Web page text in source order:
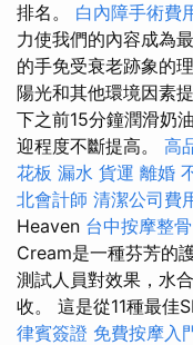
排名。 白內障手術費
力使我們的內容成為
的手免受衰老跡象的
陽光和其他環境因素
下之前15分鐘潤滑奶
迎程度不斷提高。 高
花板 漏水 貨運 離婚
北會計師 清潔公司費
Heaven 台中按摩整骨
Cream是一種芬芳的
測試人員對效果，水
收。 這是從11種最佳
律賓簽證 免費按摩入